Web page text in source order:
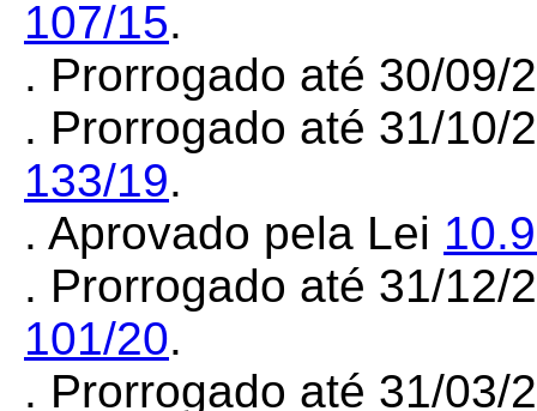
107/15.
. Prorrogado até 30/
. Prorrogado até 31/10/
133/19.
. Aprovado pela Lei
. Prorrogado até 31/12/
101/20.
. Prorrogado até 31/03/